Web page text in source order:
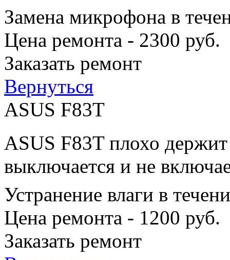
Замена микрофона в
Цена ремонта - 2300 руб.
Заказать ремонт
Вернуться
ASUS F83T
ASUS F83T плохо держит
выключается и не
Устранение влаги в
Цена ремонта - 1200 руб.
Заказать ремонт